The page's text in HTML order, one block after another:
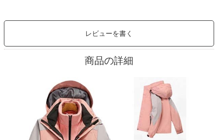
レビューを書く
商品の詳細